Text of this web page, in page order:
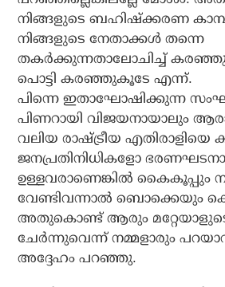
നിങ്ങളുടെ ബഹിഷ്‌ക്കരണ
നിങ്ങളുടെ നേതാക്കള്‍ തന്നെ
തകര്‍ക്കുന്നതാലോചിച്ച്
പൊട്ടി കരഞ്ഞുകൂടേ എന്ന്.
പിന്നെ ഇതാഘോഷിക്കുന്ന
പിണറായി വിജയനായാലും
വലിയ രാഷ്ട്രീയ
ജനപ്രതിനിധികളോ
ഉള്ളവരാണെങ്കില്‍ കൈകൂപ്പും
വേണ്ടിവന്നാല്‍ ബൊക്കെയും
അതുകൊണ്ട് ആരും മറ്റേയാളുടെ
ചേര്‍ന്നുവെന്ന് നമ്മളാരും
അദ്ദേഹം പറഞ്ഞു.